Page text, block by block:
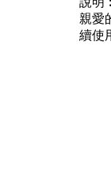
親愛
續使